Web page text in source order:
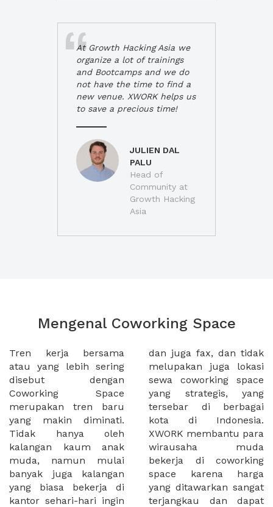
At Growth Hacking Asia we
organize a lot of trainings
and Bootcamps and we do
not have the time to find a
new venue. XWORK helps us
to save a precious time!
JULIEN DAL
PALU
Head of
Community at
Growth Hacking
Asia
Mengenal Coworking Space
Tren kerja bersama
atau yang lebih sering
disebut dengan
Coworking Space
merupakan tren baru
yang makin diminati.
Tidak hanya oleh
kalangan kaum anak
muda, namun mulai
banyak juga kalangan
yang biasa bekerja di
kantor sehari-hari ingin
dan juga fax, dan tidak
melupakan juga lokasi
sewa coworking space
yang strategis, yang
tersebar di berbagai
kota di Indonesia.
XWORK membantu para
wirausaha muda
bekerja di coworking
space karena harga
yang ditawarkan sangat
terjangkau dan dapat